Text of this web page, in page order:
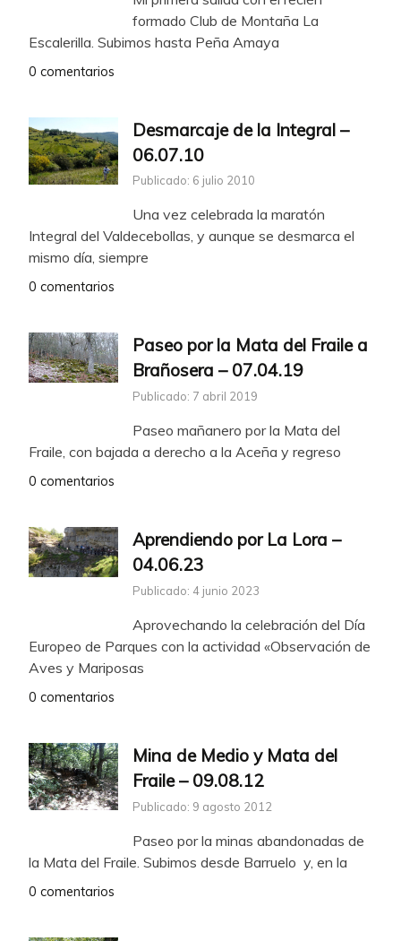
formado Club de Montaña La
Escalerilla. Subimos hasta Peña Amaya
0 comentarios
Desmarcaje de la Integral –
06.07.10
Publicado: 6 julio 2010
Una vez celebrada la maratón
Integral del Valdecebollas, y aunque se desmarca el
mismo día, siempre
0 comentarios
Paseo por la Mata del Fraile a
Brañosera – 07.04.19
Publicado: 7 abril 2019
Paseo mañanero por la Mata del
Fraile, con bajada a derecho a la Aceña y regreso
0 comentarios
Aprendiendo por La Lora –
04.06.23
Publicado: 4 junio 2023
Aprovechando la celebración del Día
Europeo de Parques con la actividad «Observación de
Aves y Mariposas
0 comentarios
Mina de Medio y Mata del
Fraile – 09.08.12
Publicado: 9 agosto 2012
Paseo por la minas abandonadas de
la Mata del Fraile. Subimos desde Barruelo y, en la
0 comentarios